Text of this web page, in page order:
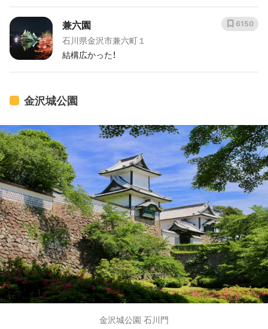
兼六園
石川県金沢市兼六町１
結構広かった！
6150
金沢城公園
金沢城公園 石川門